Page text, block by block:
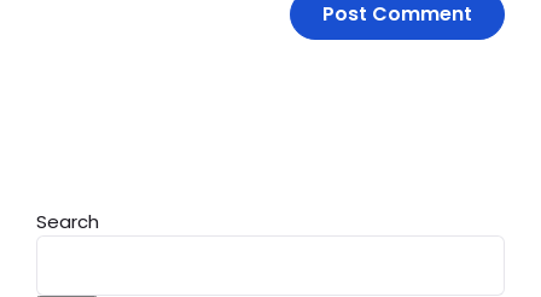
Search